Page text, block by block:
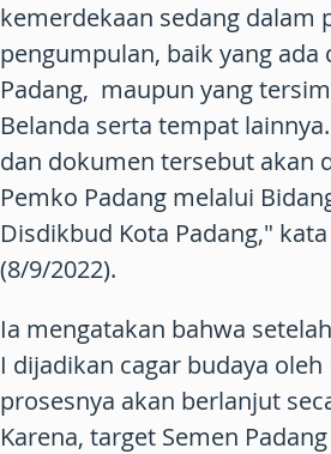
kemerdekaan sedang dalam
pengumpulan, baik yang ada
Padang, maupun yang
Belanda serta tempat
dan dokumen tersebut akan
Pemko Padang melalui
Disdikbud Kota Padang,"
(8/9/2022).
Ia mengatakan bahwa
I dijadikan cagar budaya oleh
prosesnya akan berlanjut
Karena, target Semen